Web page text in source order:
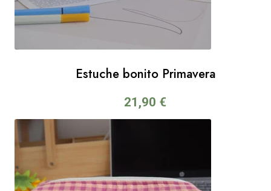
Estuche bonito Primavera
21,90 €